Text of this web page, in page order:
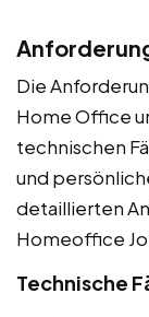
Die
Home Office
technischen
und
detaillierten
Homeoffice
Technische